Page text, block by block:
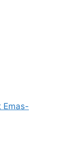
Emas-